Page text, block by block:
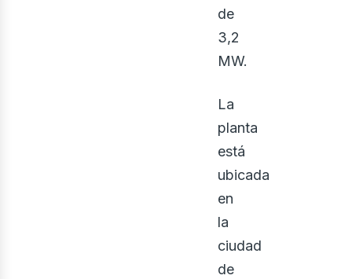
de
3,2
MW.
La
planta
está
ubicada
en
la
ciudad
de